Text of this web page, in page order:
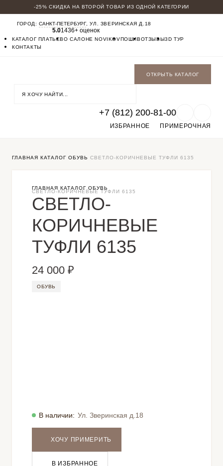
-25% СКИДКА НА ВТОРОЙ ТОВАР ИЗ ОДНОЙ КАТЕГОРИИ
ГОРОД: САНКТ-ПЕТЕРБУРГ, УЛ. ЗВЕРИНСКАЯ Д.18
5.01436+ оценок
КАТАЛОГ ПЛАТЬЕВО САЛОНЕ NOVIKOVПОШИВОТЗЫВЫ3D ТУР
КОНТАКТЫ
ОТКРЫТЬ КАТАЛОГ
+7 (812) 200-81-00
ИЗБРАННОЕ ПРИМЕРОЧНАЯ
ГЛАВНАЯ КАТАЛОГ ОБУВЬ СВЕТЛО-КОРИЧНЕВЫЕ ТУФЛИ 6135
ГЛАВНАЯ КАТАЛОГ ОБУВЬ
СВЕТЛО-КОРИЧНЕВЫЕ ТУФЛИ 6135
СВЕТЛО-
КОРИЧНЕВЫЕ
ТУФЛИ 6135
24 000 ₽
ОБУВЬ
В наличии: Ул. Зверинская д.18
ХОЧУ ПРИМЕРИТЬ
В ИЗБРАННОЕ
КАТАЛОГ
МУЖСКИЕ КОСТЮМЫ
БАДЛОНЫ
ПАЛЬТО